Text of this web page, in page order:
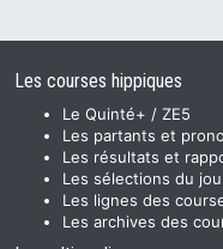
Les courses hippiques
Le Quinté+ / ZE5
Les partants et
Les résultats et
Les sélections du
Les lignes des
Les archives des